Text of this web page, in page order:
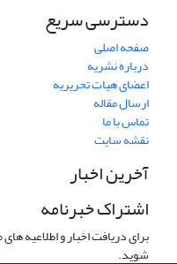
دسترسی سریع
صفحه اصلی
درباره نشریه
اعضای هیات تحریریه
ارسال مقاله
تماس با ما
نقشه سایت
آخرین اخبار
اشتراک خبرنامه
برای دریافت اخبار و اطلاعیه
شوید.